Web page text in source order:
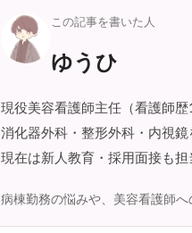
この記事を書いた人
ゆうひ
現役美容看護師主任（看護師歴
消化器外科・整形外科・内視鏡
現在は新人教育・採用面接も担
病棟勤務の悩みや、美容看護師